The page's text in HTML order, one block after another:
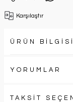
Karşılaştır
ÜRÜN BİLGİSİ
YORUMLAR
TAKSİT